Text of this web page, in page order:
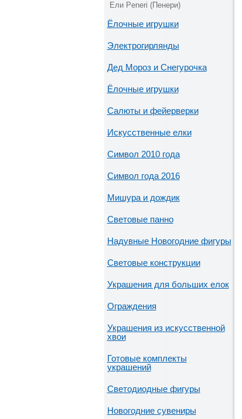
Ели Peneri (Пенери)
Ёлочные игрушки
Электрогирлянды
Дед Мороз и Снегурочка
Ёлочные игрушки
Салюты и фейерверки
Искусственные елки
Символ 2010 года
Символ года 2016
Мишура и дождик
Световые панно
Надувные Новогодние фигуры
Световые конструкции
Украшения для больших елок
Ограждения
Украшения из искусственной
хвои
Готовые комплекты
украшений
Светодиодные фигуры
Новогодние сувениры